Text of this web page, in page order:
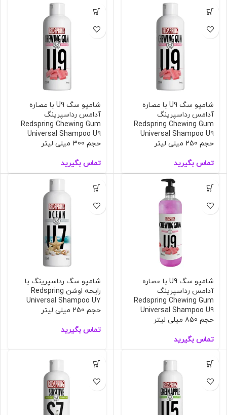
شامپو سگ U9 با عصاره
آدامس رداسپرینگ
Redspring Chewing Gum
Universal Shampoo U9
حجم 250 میلی لیتر
تماس بگیرید
شامپو سگ U9 با عصاره
آدامس رداسپرینگ
Redspring Chewing Gum
Universal Shampoo U9
حجم 300 میلی لیتر
تماس بگیرید
شامپو سگ U9 با عصاره
آدامس رداسپرینگ
Redspring Chewing Gum
Universal Shampoo U9
حجم 850 میلی لیتر
تماس بگیرید
شامپو سگ رداسپرینگ با
رایحه اوشن Redspring
Universal Shampoo U7
حجم 250 میلی لیتر
تماس بگیرید